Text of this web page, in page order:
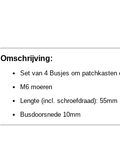
Omschrijving:
Set van 4 Busjes om patchkasten
M6 moeren
Lengte (incl. schroefdraad): 55mm
Busdoorsnede 10mm